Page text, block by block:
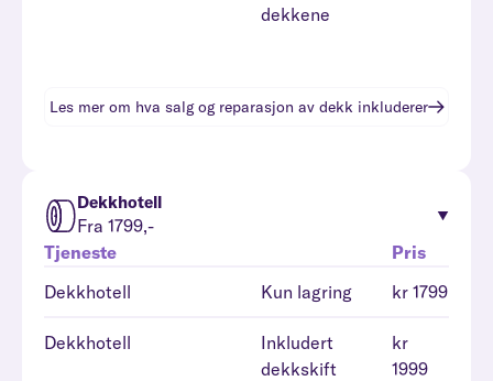
dekkene
Les mer om hva salg og reparasjon av dekk inkluderer
Dekkhotell
Fra 1799,-
Tjeneste
Pris
Dekkhotell
Kun lagring kr 1799
Dekkhotell
Inkludert
dekkskift
kr
1999